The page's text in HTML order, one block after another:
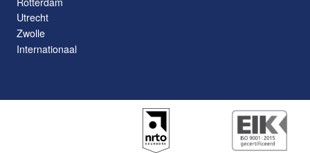
Utrecht
Zwolle
Internationaal